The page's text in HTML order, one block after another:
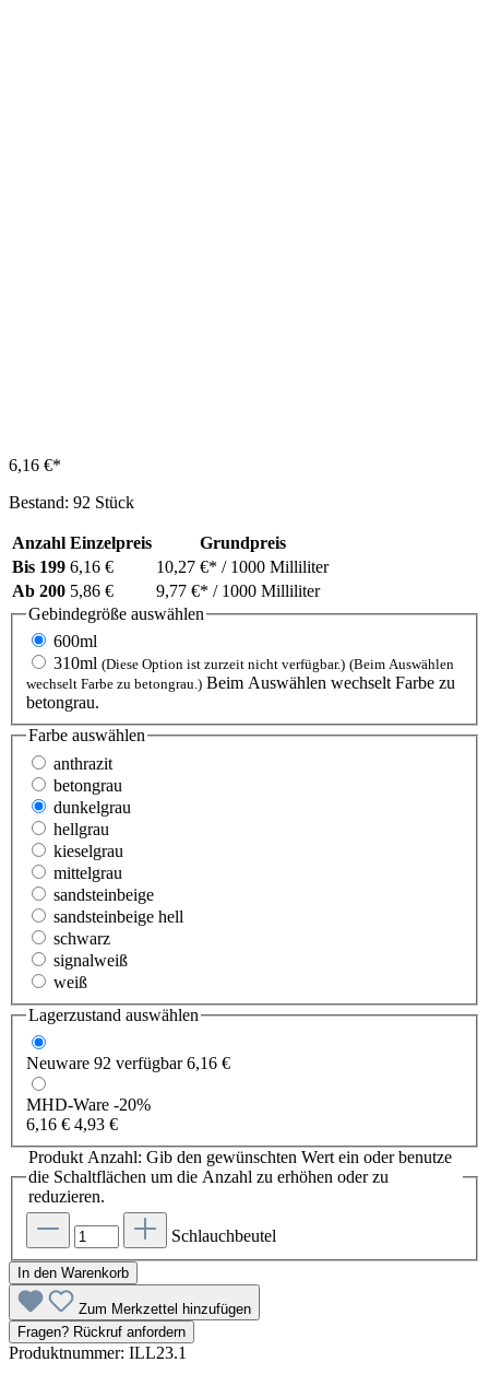
6,16 €*
Bestand: 92 Stück
Anzahl Einzelpreis
Grundpreis
Bis 199 6,16 € 10,27 €* / 1000 Milliliter
Ab 200 5,86 € 9,77 €* / 1000 Milliliter
Gebindegröße auswählen
600ml
310ml (Diese Option ist zurzeit nicht verfügbar.) (Beim Auswählen
wechselt Farbe zu betongrau.) Beim Auswählen wechselt Farbe zu
betongrau.
Farbe auswählen
anthrazit
betongrau
dunkelgrau
hellgrau
kieselgrau
mittelgrau
sandsteinbeige
sandsteinbeige hell
schwarz
signalweiß
weiß
Lagerzustand auswählen
Neuware 92 verfügbar6,16 €
MHD-Ware -20%
6,16 € 4,93 €
Produkt Anzahl: Gib den gewünschten Wert ein oder benutze
die Schaltflächen um die Anzahl zu erhöhen oder zu
reduzieren.
Schlauchbeutel
In den Warenkorb
Zum Merkzettel hinzufügen
Fragen? Rückruf anfordern
Produktnummer: ILL23.1